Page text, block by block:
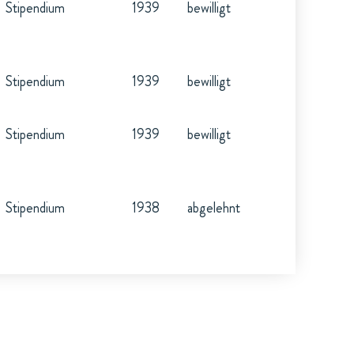
Stipendium 1939 bewilligt
Stipendium 1939 bewilligt
Stipendium 1939 bewilligt
Stipendium 1938 abgelehnt